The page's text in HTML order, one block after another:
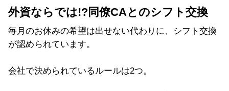
外資ならでは!?同僚CAとのシフト交換
毎月のお休みの希望は出せない代わりに、シフト交換
が認められています。
会社で決められているルールは2つ。